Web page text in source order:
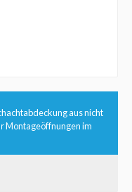
aus nicht
Montageöffnungen im